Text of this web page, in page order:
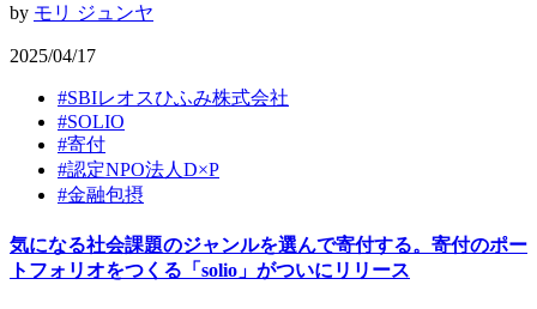
by モリ ジュンヤ
2025/04/17
#SBIレオスひふみ株式会社
#SOLIO
#寄付
#認定NPO法人D×P
#金融包摂
気になる社会課題のジャンルを選んで寄付する。寄付のポー
トフォリオをつくる「solio」がついにリリース